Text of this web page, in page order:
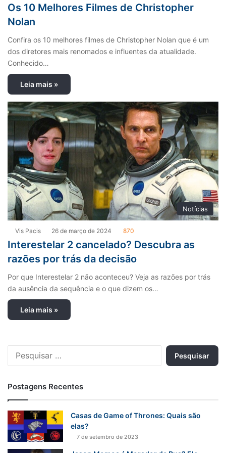
Os 10 Melhores Filmes de Christopher
Nolan
Confira os 10 melhores filmes de Christopher Nolan que é um
dos diretores mais renomados e influentes da atualidade.
Conhecido…
Leia mais »
Notícias
Vis Pacis 26 de março de 2024 870
Interestelar 2 cancelado? Descubra as
razões por trás da decisão
Por que Interestelar 2 não aconteceu? Veja as razões por trás
da ausência da sequência e o que dizem os…
Leia mais »
s
Postagens Recentes
Casas de Game of Thrones: Quais são
elas?
7 de setembro de 2023